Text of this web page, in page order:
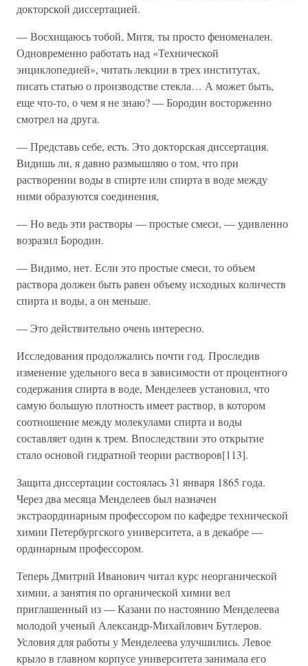
докторской диссертацией.
— Восхищаюсь тобой, Митя, ты просто феноменален.
Одновременно работать над «Технической
энциклопедией», читать лекции в трех институтах,
писать статью о производстве стекла… А может быть,
еще что-то, о чем я не знаю? — Бородин восторженно
смотрел на друга.
— Представь себе, есть. Это докторская диссертация.
Видишь ли, я давно размышляю о том, что при
растворении воды в спирте или спирта в воде между
ними образуются соединения,
— Но ведь эти растворы — простые смеси, — удивленно
возразил Бородин.
— Видимо, нет. Если это простые смеси, то объем
раствора должен быть равен объему исходных количеств
спирта и воды, а он меньше.
— Это действительно очень интересно.
Исследования продолжались почти год. Проследив
изменение удельного веса в зависимости от процентного
содержания спирта в воде, Менделеев установил, что
самую большую плотность имеет раствор, в котором
соотношение между молекулами спирта и воды
составляет один к трем. Впоследствии это открытие
стало основой гидратной теории растворов[113].
Защита диссертации состоялась 31 января 1865 года.
Через два месяца Менделеев был назначен
экстраординарным профессором по кафедре технической
химии Петербургского университета, а в декабре —
ординарным профессором.
Теперь Дмитрий Иванович читал курс неорганической
химии, а занятия по органической химии вел
приглашенный из — Казани по настоянию Менделеева
молодой ученый Александр-Михайлович Бутлеров.
Условия для работы у Менделеева улучшились. Левое
крыло в главном корпусе университета занимала его